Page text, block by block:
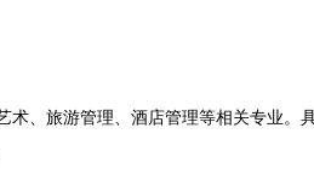
旅游管理、酒店管理等相关专业。具